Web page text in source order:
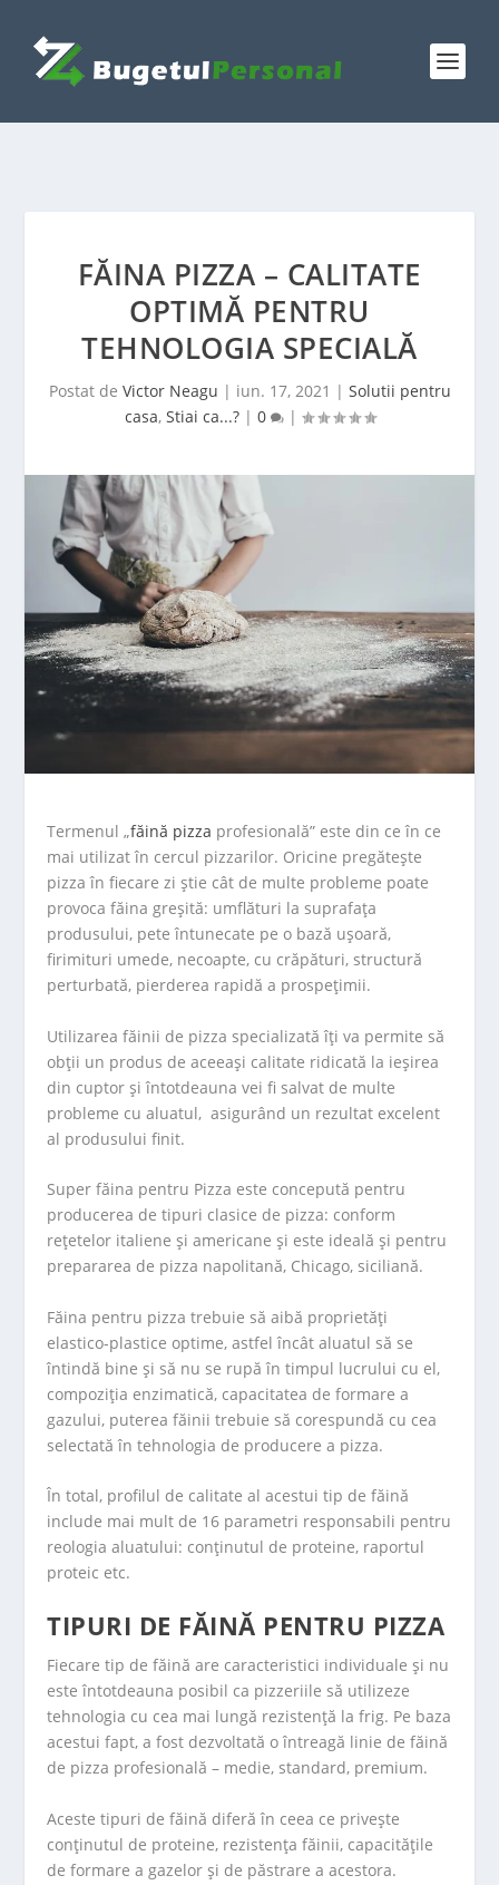
FĂINA PIZZA – CALITATE
OPTIMĂ PENTRU
TEHNOLOGIA SPECIALĂ
Postat de Victor Neagu | iun. 17, 2021 | Solutii pentru
casa, Stiai ca...?| 0 |
Termenul „făină pizza profesională” este din ce în ce
mai utilizat în cercul pizzarilor. Oricine pregătește
pizza în fiecare zi știe cât de multe probleme poate
provoca făina greșită: umflături la suprafața
produsului, pete întunecate pe o bază ușoară,
firimituri umede, necoapte, cu crăpături, structură
perturbată, pierderea rapidă a prospețimii.
Utilizarea făinii de pizza specializată îți va permite să
obții un produs de aceeași calitate ridicată la ieșirea
din cuptor și întotdeauna vei fi salvat de multe
probleme cu aluatul, asigurând un rezultat excelent
al produsului finit.
Super făina pentru Pizza este concepută pentru
producerea de tipuri clasice de pizza: conform
rețetelor italiene și americane și este ideală și pentru
prepararea de pizza napolitană, Chicago, siciliană.
Făina pentru pizza trebuie să aibă proprietăți
elastico-plastice optime, astfel încât aluatul să se
întindă bine și să nu se rupă în timpul lucrului cu el,
compoziția enzimatică, capacitatea de formare a
gazului, puterea făinii trebuie să corespundă cu cea
selectată în tehnologia de producere a pizza.
În total, profilul de calitate al acestui tip de făină
include mai mult de 16 parametri responsabili pentru
reologia aluatului: conținutul de proteine, raportul
proteic etc.
TIPURI DE FĂINĂ PENTRU PIZZA
Fiecare tip de făină are caracteristici individuale și nu
este întotdeauna posibil ca pizzeriile să utilizeze
tehnologia cu cea mai lungă rezistență la frig. Pe baza
acestui fapt, a fost dezvoltată o întreagă linie de făină
de pizza profesională – medie, standard, premium.
Aceste tipuri de făină diferă în ceea ce privește
conținutul de proteine, rezistența făinii, capacitățile
de formare a gazelor și de păstrare a acestora.